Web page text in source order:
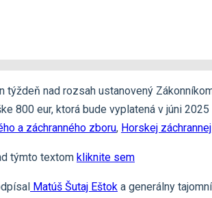
nad rozsah ustanovený
800 eur, ktorá bude vyplatená v júni
a záchranného zboru, Horskej
týmto textom kliknite sem
Matúš Šutaj Eštok a generálny